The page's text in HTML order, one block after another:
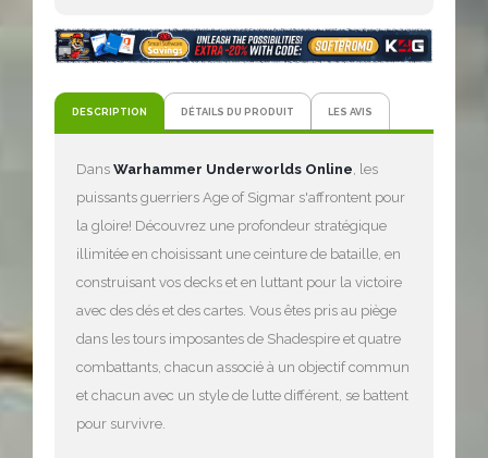
DESCRIPTION DÉTAILS DU PRODUIT LES AVIS
Dans Warhammer Underworlds Online, les
puissants guerriers Age of Sigmar s'affrontent pour
la gloire! Découvrez une profondeur stratégique
illimitée en choisissant une ceinture de bataille, en
construisant vos decks et en luttant pour la victoire
avec des dés et des cartes. Vous êtes pris au piège
dans les tours imposantes de Shadespire et quatre
combattants, chacun associé à un objectif commun
et chacun avec un style de lutte différent, se battent
pour survivre.